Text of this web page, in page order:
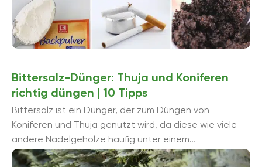
Bittersalz-Dünger: Thuja und Koniferen
richtig düngen | 10 Tipps
Bittersalz ist ein Dünger, der zum Düngen von
Koniferen und Thuja genutzt wird, da diese wie viele
andere Nadelgehölze häufig unter einem
Magnesiummangel leiden. Dabei kommt ...